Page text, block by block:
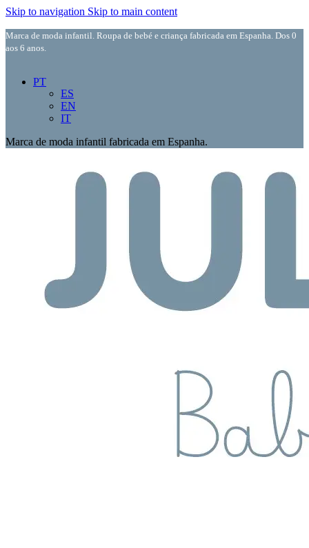
Skip to navigation Skip to main content
Marca de moda infantil. Roupa de bebé e criança fabricada em Espanha. Dos 0
aos 6 anos.
PT
ES
EN
IT
Marca de moda infantil fabricada em Espanha.